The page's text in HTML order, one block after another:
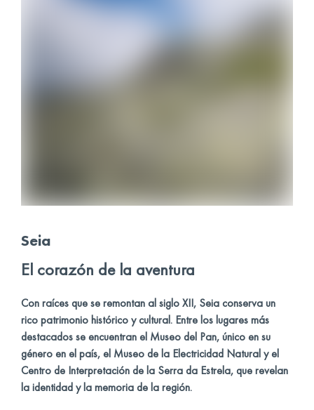
Seia
El corazón de la aventura
Con raíces que se remontan al siglo XII, Seia conserva un
rico patrimonio histórico y cultural. Entre los lugares más
destacados se encuentran el Museo del Pan, único en su
género en el país, el Museo de la Electricidad Natural y el
Centro de Interpretación de la Serra da Estrela, que revelan
la identidad y la memoria de la región.